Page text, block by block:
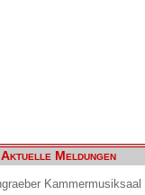
Aktuelle Meldungen